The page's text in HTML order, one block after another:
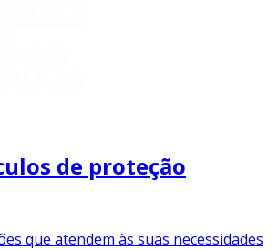
de proteção
que atendem às suas necessidades